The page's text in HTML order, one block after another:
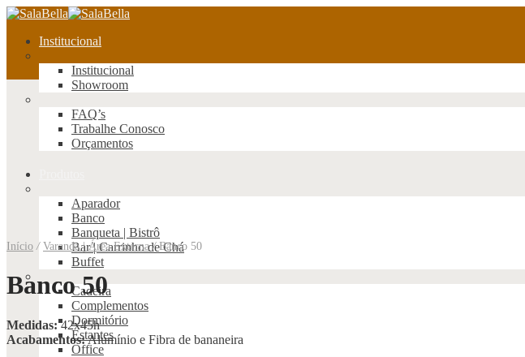
Institucional
Institucional
Showroom
FAQ’s
Trabalhe Conosco
Orçamentos
Aparador
Banco
Banqueta | Bistrô
Bar | Carrinho de Chá
Buffet
Cadeira
Complementos
Dormitório
Estantes
Office
Início / Varanda | Área Externa /Banco 50
Banco 50
Medidas:42x45h
Acabamentos:Alumínio e Fibra de bananeira